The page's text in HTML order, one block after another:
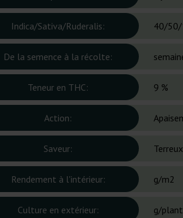
Indica/Sativa/Ruderalis: 40/50/
De la semence à la récolte:
Teneur en THC: 9 %
Action:
Saveur:
Rendement à l'intérieur: g/m2
Culture en extérieur: g/